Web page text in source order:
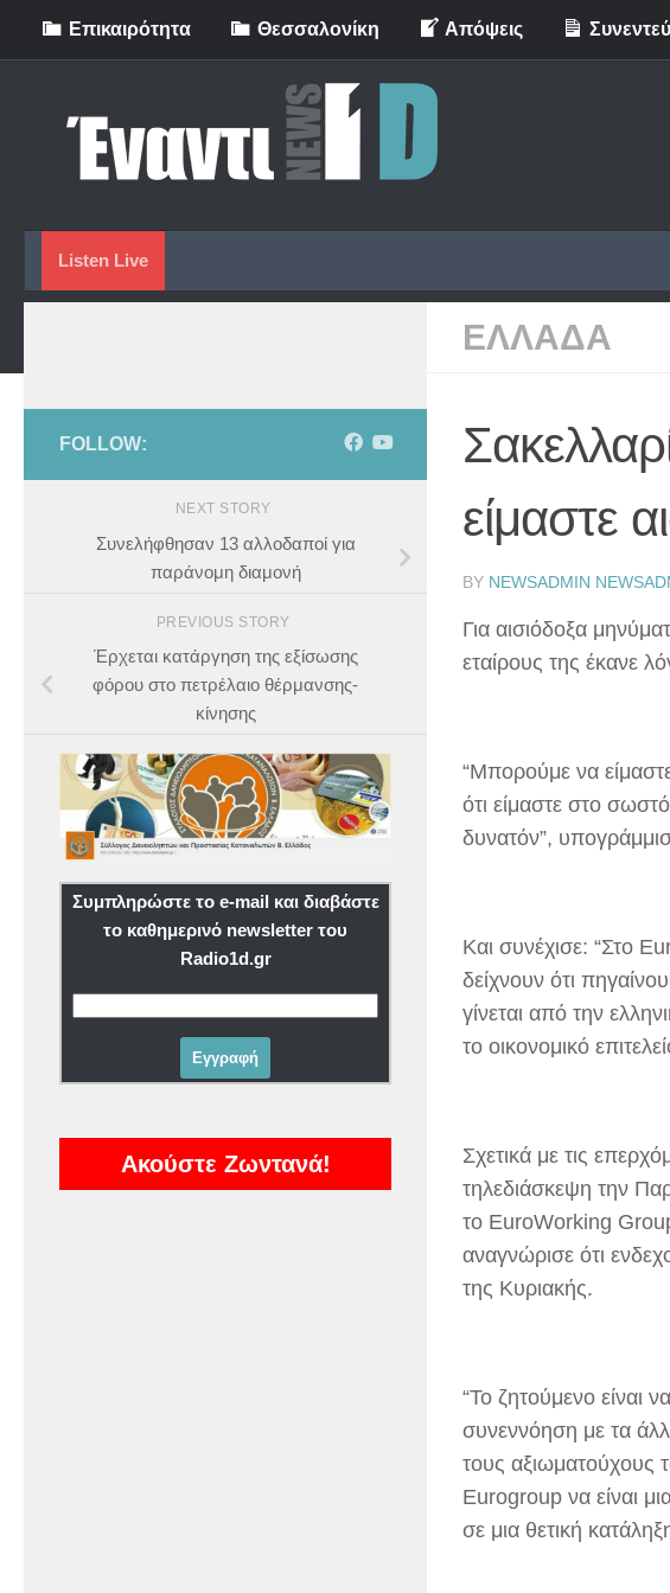
Skip to content
Eπικαιρότητα Θεσσαλονίκη Απόψεις
Listen Live
ΕΛΛΑΔΑ
είμαστε
BY NEWSADMIN
Για αισιόδοξα
εταίρους της έκανε
“Μπορούμε να
ότι είμαστε στο
δυνατόν”,
Και συνέχισε: “Στο
δείχνουν ότι
γίνεται από την
το οικονομικό
Σχετικά με τις
τηλεδιάσκεψη την
το EuroWorking
αναγνώρισε ότι
της Κυριακής.
“Το ζητούμενο είναι
συνεννόηση με τα
τους αξιωματούχους
Eurogroup να είναι
σε μια θετική
FOLLOW:
NEXT STORY
Συνελήφθησαν 13 αλλοδαποί για
παράνομη διαμονή
PREVIOUS STORY
Έρχεται κατάργηση της εξίσωσης
φόρου στο πετρέλαιο θέρμανσης-
κίνησης
Συμπληρώστε το e-mail και διαβάστε
το καθημερινό newsletter του
Radio1d.gr
Ακούστε Ζωντανά!